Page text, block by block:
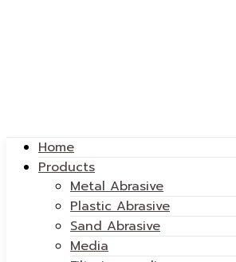
Home
Products
Metal Abrasive
Plastic Abrasive
Sand Abrasive
Media